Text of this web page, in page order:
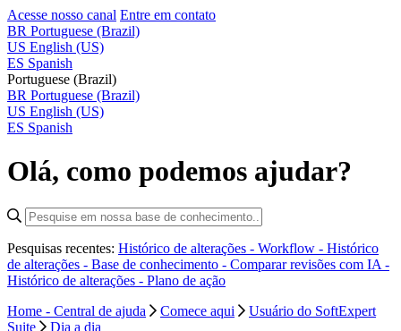
Acesse nosso canal Entre em contato
BR Portuguese (Brazil)
US English (US)
ES Spanish
Portuguese (Brazil)
BR Portuguese (Brazil)
US English (US)
ES Spanish
Olá, como podemos ajudar?
Pesquisas recentes: Histórico de alterações - Workflow - Histórico
de alterações - Base de conhecimento - Comparar revisões com IA -
Histórico de alterações - Plano de ação
Home - Central de ajuda
Comece aqui
Usuário do SoftExpert
Suite
Dia a dia